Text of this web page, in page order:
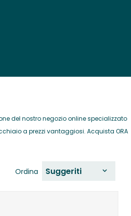
del nostro negozio online specializzato
a prezzi vantaggiosi. Acquista ORA
Ordina Suggeriti